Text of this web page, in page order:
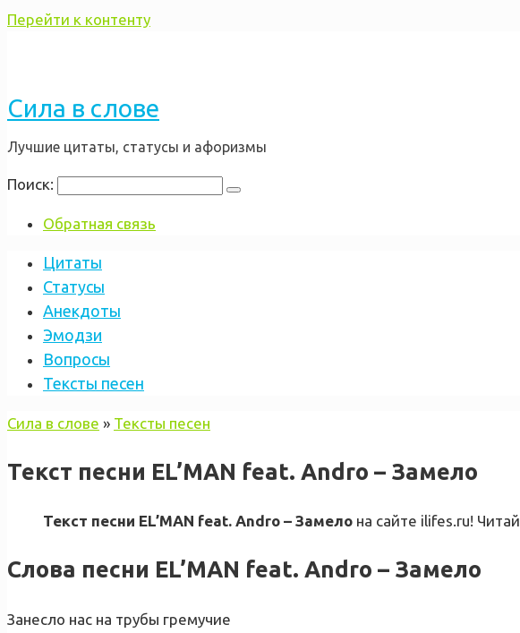
Перейти к контенту
Сила в слове
Лучшие цитаты, статусы и афоризмы
Поиск:
Обратная связь
Цитаты
Статусы
Анекдоты
Эмодзи
Вопросы
Тексты песен
Сила в слове » Тексты песен
Текст песни EL’MAN feat. Andro – Замело
Текст песни EL’MAN feat. Andro – Замело на сайте ilifes.ru!
Слова песни EL’MAN feat. Andro – Замело
Занесло нас на трубы гремучие